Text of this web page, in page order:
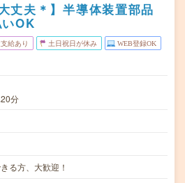
丈夫＊】半導体装置部品
OK
給あり 土日祝日が休み WEB登録OK
分
る方、大歓迎！